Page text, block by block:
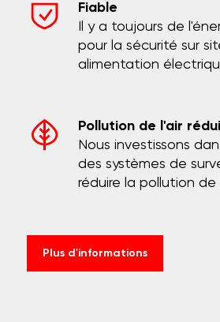
Fiable
Il y a toujours de
pour la sécurité sur
alimentation
Pollution de l'air
Nous investissons
des systèmes de
réduire la pollution de
Plus d'informations